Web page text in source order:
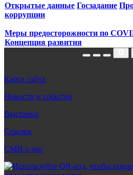
Открытые данные Госзадание
коррупции
Меры предосторожности по
Концепция развития
Карта сайта
Новости и события
Выставки
Ссылки
СМИ о нас